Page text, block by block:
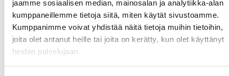
jaamme sosiaalisen median, mainosalan ja analytiikka-alan
kumppaneillemme tietoja siitä, miten käytät sivustoamme.
Kumppanimme voivat yhdistää näitä tietoja muihin tietoihin,
joita olet antanut heille tai joita on kerätty, kun olet käyttänyt
heidän palvelujaan.
ja tasoitus leijui ilmassa, mutta se leija laskeutui
rysähdyksellä alas, kun TuTo kävi tuikkaamassa
nopean hyökkäyksen päätteeksi eron taas kahteen.
TuTo taputteli ottelun latomalla kiekon kertaalleen
vielä tyhjään rysään ja vei ylemmän jatkosarjan